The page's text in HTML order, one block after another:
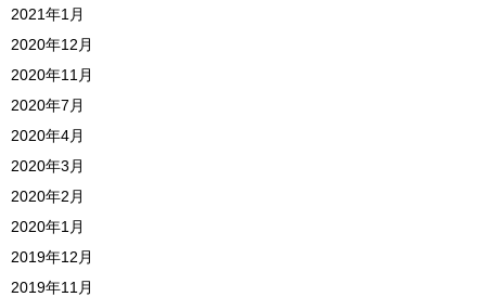
2021年1月
2020年12月
2020年11月
2020年7月
2020年4月
2020年3月
2020年2月
2020年1月
2019年12月
2019年11月